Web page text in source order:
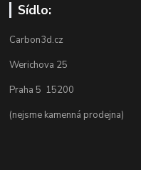
Sídlo:
Carbon3d.cz
Werichova 25
Praha 5 15200
(nejsme kamenná prodejna)